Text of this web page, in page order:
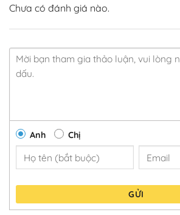
Chưa có đánh giá nào.
Anh Chị
GỬI